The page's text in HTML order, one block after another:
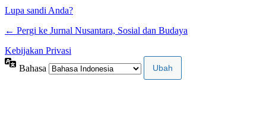
Lupa sandi Anda?
← Pergi ke Jurnal Nusantara, Sosial dan Budaya
Kebijakan Privasi
Bahasa